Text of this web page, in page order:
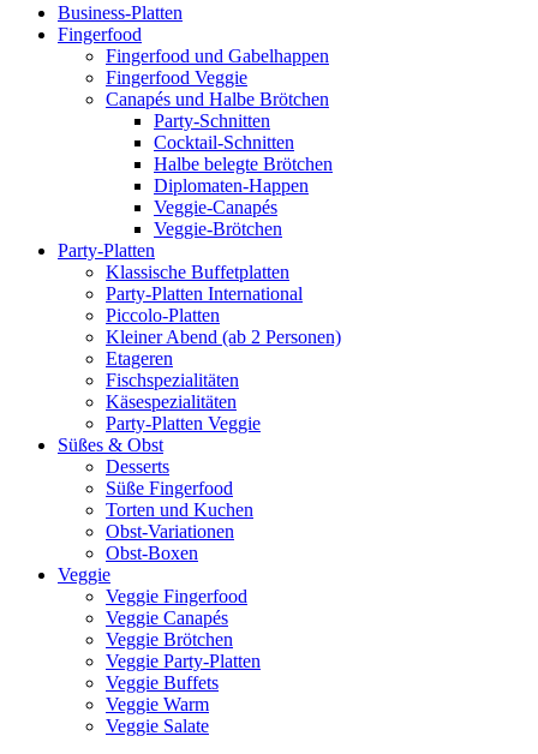
Business-Platten
Fingerfood
Fingerfood und Gabelhappen
Fingerfood Veggie
Canapés und Halbe Brötchen
Party-Schnitten
Cocktail-Schnitten
Halbe belegte Brötchen
Diplomaten-Happen
Veggie-Canapés
Veggie-Brötchen
Party-Platten
Klassische Buffetplatten
Party-Platten International
Piccolo-Platten
Kleiner Abend (ab 2 Personen)
Etageren
Fischspezialitäten
Käsespezialitäten
Party-Platten Veggie
Süßes & Obst
Desserts
Süße Fingerfood
Torten und Kuchen
Obst-Variationen
Obst-Boxen
Veggie
Veggie Fingerfood
Veggie Canapés
Veggie Brötchen
Veggie Party-Platten
Veggie Buffets
Veggie Warm
Veggie Salate